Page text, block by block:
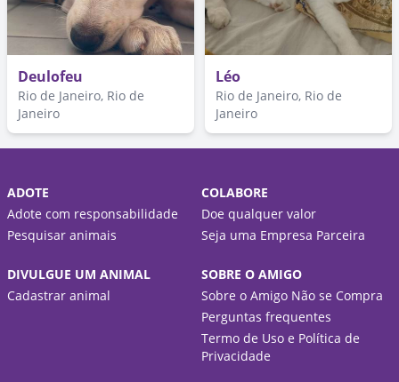
Deulofeu
Rio de Janeiro, Rio de
Janeiro
Léo
Rio de Janeiro, Rio de
Janeiro
ADOTE
Adote com responsabilidade
Pesquisar animais
COLABORE
Doe qualquer valor
Seja uma Empresa Parceira
DIVULGUE UM ANIMAL
Cadastrar animal
SOBRE O AMIGO
Sobre o Amigo Não se Compra
Perguntas frequentes
Termo de Uso e Política de
Privacidade